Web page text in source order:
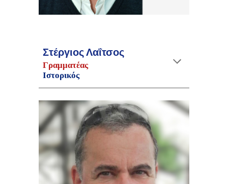
Στέργιος Λαΐτσος
Γραμματέας
Ιστορικός